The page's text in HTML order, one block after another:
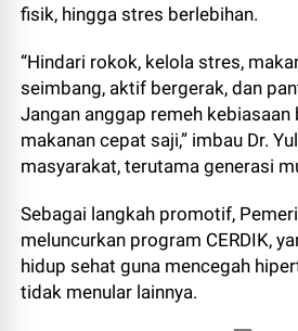
fisik, hingga stres berlebihan.
“Hindari rokok, kelola stres,
seimbang, aktif bergerak, dan
Jangan anggap remeh kebiasaan
makanan cepat saji,” imbau Dr.
masyarakat, terutama generasi
Sebagai langkah promotif,
meluncurkan program CERDIK,
hidup sehat guna mencegah
tidak menular lainnya.